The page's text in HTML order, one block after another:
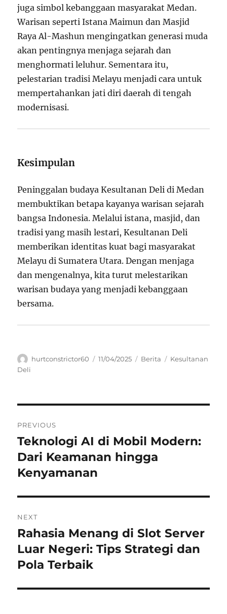
juga simbol kebanggaan masyarakat Medan.
Warisan seperti Istana Maimun dan Masjid
Raya Al-Mashun mengingatkan generasi muda
akan pentingnya menjaga sejarah dan
menghormati leluhur. Sementara itu,
pelestarian tradisi Melayu menjadi cara untuk
mempertahankan jati diri daerah di tengah
modernisasi.
Kesimpulan
Peninggalan budaya Kesultanan Deli di Medan
membuktikan betapa kayanya warisan sejarah
bangsa Indonesia. Melalui istana, masjid, dan
tradisi yang masih lestari, Kesultanan Deli
memberikan identitas kuat bagi masyarakat
Melayu di Sumatera Utara. Dengan menjaga
dan mengenalnya, kita turut melestarikan
warisan budaya yang menjadi kebanggaan
bersama.
Author
hurtconstrictor60
Posted
11/04/2025 Categories
Berita Tags
Kesultanan
Deli
pos
PREVIOUS
Previous
post:
Teknologi AI di Mobil Modern:
Dari Keamanan hingga
Kenyamanan
NEXT
Next
post:
Rahasia Menang di Slot Server
Luar Negeri: Tips Strategi dan
Pola Terbaik